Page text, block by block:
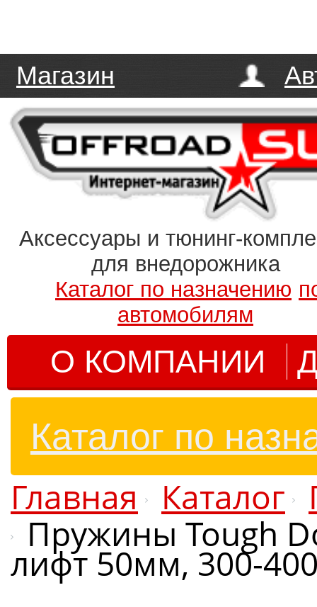
Магазин
Аксессуары и тюнинг-
для внедорожника
Каталог по назначению
автомобилям
О КОМПАНИИ
Каталог по
Главная Каталог
Пружины Tough
лифт 50мм, 300-